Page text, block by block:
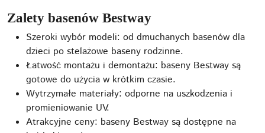
Zalety basenów Bestway
Szeroki wybór modeli: od dmuchanych basenów dla
dzieci po stelażowe baseny rodzinne.
Łatwość montażu i demontażu: baseny Bestway są
gotowe do użycia w krótkim czasie.
Wytrzymałe materiały: odporne na uszkodzenia i
promieniowanie UV.
Atrakcyjne ceny: baseny Bestway są dostępne na